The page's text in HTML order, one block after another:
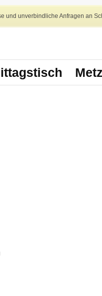
und unverbindliche Anfragen an